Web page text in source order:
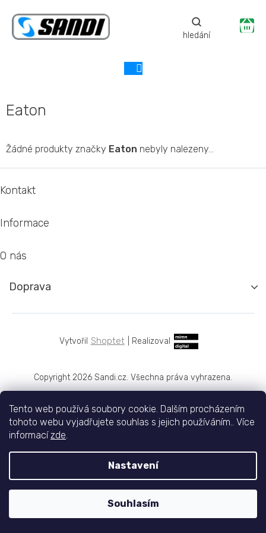
Tento web používá soubory cookie. Dalším procházením
tohoto webu vyjadřujete souhlas s jejich používáním.. Více
informacízde.
Nastavení
Souhlasím
obsah
Eaton
Žádné produkty značky Eaton nebyly nalezeny...
á
t
Kontakt
Informace
O nás
Doprava
Shoptet Realizoval
Copyright 2026 Sandi.cz. Všechna práva vyhrazena.